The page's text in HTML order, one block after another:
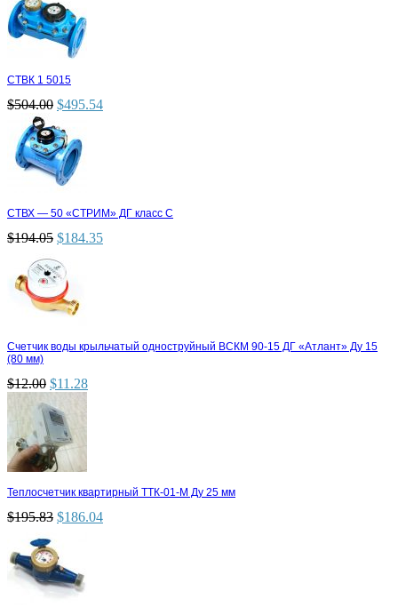
СТВК 1 5015
$504.00 $495.54
СТВХ — 50 «СТРИМ» ДГ класс С
$194.05 $184.35
Счетчик воды крыльчатый одноструйный ВСКМ 90-15 ДГ «Атлант» Ду 15
(80 мм)
$12.00 $11.28
Теплосчетчик квартирный ТТК-01-М Ду 25 мм
$195.83 $186.04